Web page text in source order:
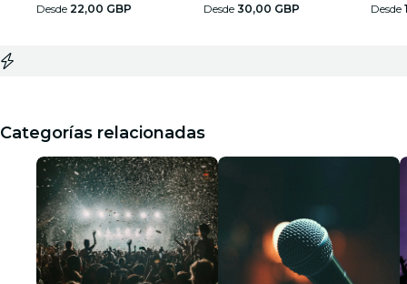
Desde 22,00 GBP
Desde 30,00 GBP
Desde
Categorías relacionadas